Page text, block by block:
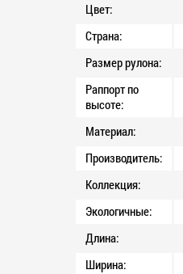
Цвет:
Страна:
Размер рулона:
Раппорт по
высоте:
Материал:
Производитель:
Коллекция:
Экологичные:
Длина:
Ширина: